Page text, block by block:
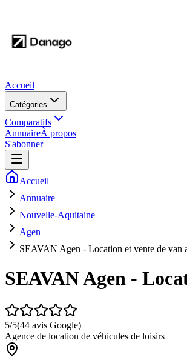
Accueil
Catégories
Comparatifs
AnnuaireÀ propos
S'abonner
Accueil
Annuaire
Nouvelle-Aquitaine
Agen
SEAVAN Agen - Location et vente de van
SEAVAN Agen -
5/5(44 avis Google)
Agence de location de véhicules de loisirs